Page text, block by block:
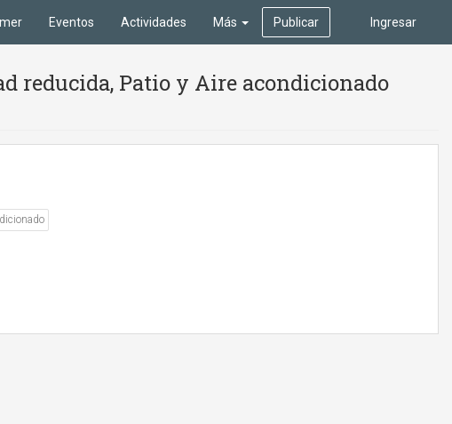
Ingresar
Eventos Actividades Más Publicar
reducida, Patio y Aire acondicionado